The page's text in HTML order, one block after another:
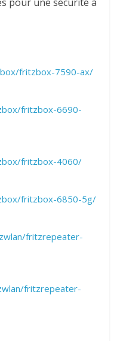
fritzbox-7590-ax/
fritzbox-6690-
fritzbox-4060/
fritzbox-6850-5g/
fritzrepeater-
fritzrepeater-